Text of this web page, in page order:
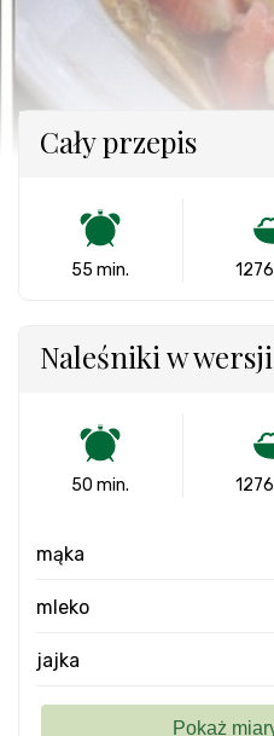
Cały przepis
55 min.
Naleśniki w
50 min.
mąka
mleko
jajka